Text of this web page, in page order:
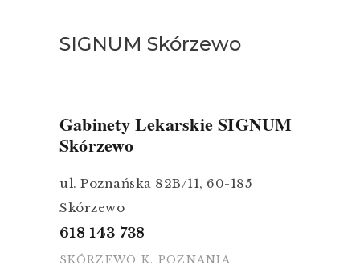
O MNIE
KONTAKT
SIGNUM Skórzewo
Gabinety Lekarskie SIGNUM
Skórzewo
ul. Poznańska 82B/11, 60-185
Skórzewo
618 143 738
SKÓRZEWO K. POZNANIA